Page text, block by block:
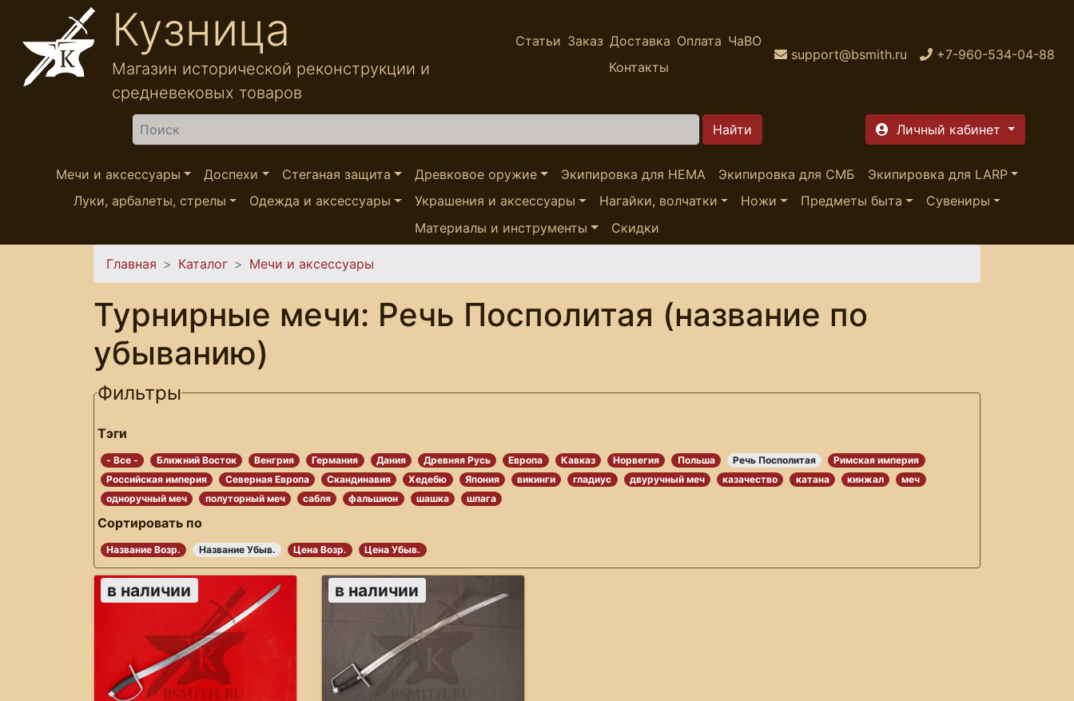
Перейти к основному содержанию
Кузница
Магазин исторической реконструкции и
средневековых товаров
Статьи Заказ Доставка Оплата ЧаВО
Контакты
support@bsmith.ru +7-960-534-04-88
Найти Личный кабинет
Мечи и аксессуары Доспехи Стеганая защита Древковое оружие Экипировка для HEMA Экипировка для СМБ
Экипировка для LARP
Луки, арбалеты, стрелы
Одежда и аксессуары Украшения и аксессуары Нагайки, волчатки Ножи Предметы быта
Сувениры
Материалы и инструменты
Скидки
Вы здесь
Главная Каталог Мечи и аксессуары
Турнирные мечи: Речь Посполитая (название по
убыванию)
Фильтры
Тэги
- Все - Ближний Восток Венгрия Германия Дания Древняя Русь Европа Кавказ Норвегия Польша Речь Посполитая
Римская империя
Российская империя
Северная Европа Скандинавия Хедебю Япония викинги гладиус двуручный меч казачество катана кинжал
меч
одноручный меч
полуторный меч сабля фальшион шашка шпага
Сортировать по
Название Возр. Название Убыв. Цена Возр. Цена Убыв.
в наличии в наличии